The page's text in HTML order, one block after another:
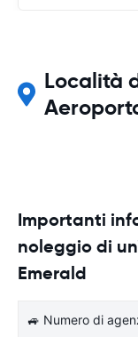
Località
Importanti
noleggio di
Emerald
🚙 Numero di